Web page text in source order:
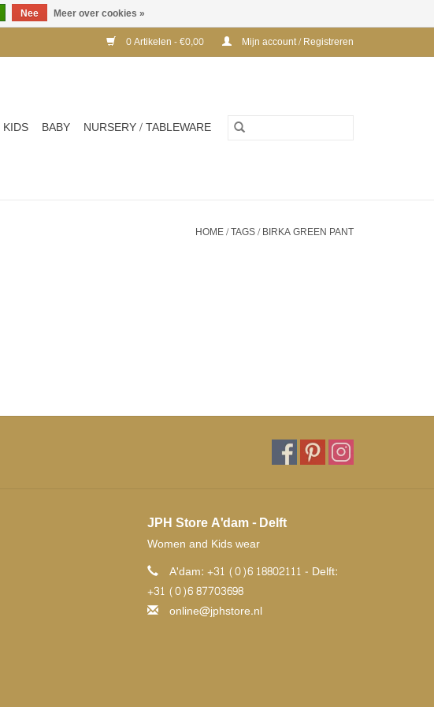
0 Artikelen - €0,00 Mijn account / Registreren
KIDS BABY NURSERY / TABLEWARE
HOME/TAGS/BIRKA GREEN PANT
JPH Store A'dam - Delft
Women and Kids wear
A'dam: +31 (0)6 18802111 - Delft:
+31 (0)6 87703698
online@jphstore.nl
Nee Meer over cookies »